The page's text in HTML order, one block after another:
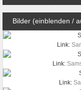
Bilder (einblenden /
Link:
Link:
Link: